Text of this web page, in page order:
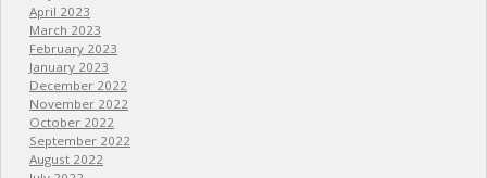
April 2023
March 2023
February 2023
January 2023
December 2022
November 2022
October 2022
September 2022
August 2022